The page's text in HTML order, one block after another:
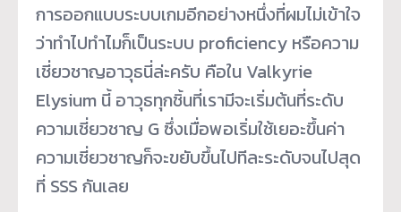
การออกแบบระบบเกมอีกอย่างหนึ่งที่ผมไม่เข้าใจ
ว่าทำไปทำไมก็เป็นระบบ proficiency หรือความ
เชี่ยวชาญอาวุธนี่ล่ะครับ คือใน Valkyrie
Elysium นี้ อาวุธทุกชิ้นที่เรามีจะเริ่มต้นที่ระดับ
ความเชี่ยวชาญ G ซึ่งเมื่อพอเริ่มใช้เยอะขึ้นค่า
ความเชี่ยวชาญก็จะขยับขึ้นไปทีละระดับจนไปสุด
ที่ SSS กันเลย